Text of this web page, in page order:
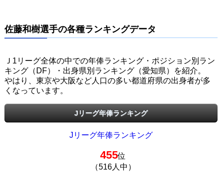
佐藤和樹選手の各種ランキングデータ
Ｊ1リーグ全体の中での年俸ランキング・ポジション別ラン
キング（DF）・出身県別ランキング（愛知県）を紹介。
やはり、東京や大阪など人口の多い都道府県の出身者が多
くなっています。
Jリーグ年俸ランキング
Jリーグ年俸ランキング
455位
（516人中）